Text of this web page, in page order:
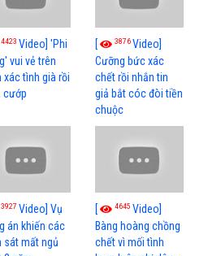
4423Video] 'Phi
vui vẻ trên
xác tình già rồi
cướp
[ 3876Video]
Cưỡng bức xác
chết rồi nhắn tin
giả bắt cóc đòi tiền
chuộc
3927Video] Vụ
án khiến các
sát mất ngủ
[ 4645 Video]
Bàng hoàng chồng
chết vì mối tình